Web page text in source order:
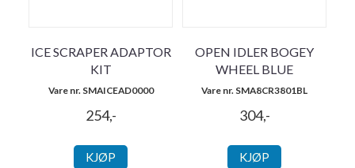
ICE SCRAPER ADAPTOR
KIT
Vare nr. SMAICEAD0000
254,-
KJØP
OPEN IDLER BOGEY
WHEEL BLUE
Vare nr. SMA8CR3801BL
304,-
KJØP